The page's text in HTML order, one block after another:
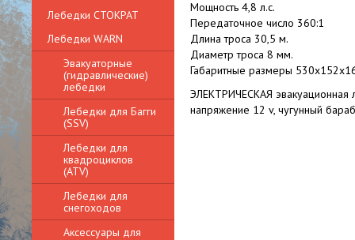
Лебедки СТОКРАТ
Лебедки WARN
Эвакуаторные
(гидравлические)
лебедки
Лебедки для Багги
(SSV)
Лебедки для
квадроциклов
(ATV)
Лебедки для
снегоходов
Аксессуары для
Мощность 4,8 л.с.
Передаточное число 360:1
Длина троса 30,5 м.
Диаметр троса 8 мм.
Габаритные размеры
ЭЛЕКТРИЧЕСКАЯ эвакуационная
напряжение 12 v, чугунный